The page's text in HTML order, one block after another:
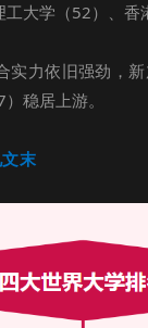
工大学（52）、香
实力依旧强劲，
稳居上游。
末